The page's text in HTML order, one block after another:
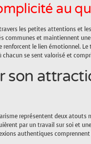
au
les petites attentions et
communes et maintiennent
renforcent le lien émotionnel.
chacun se sent valorisé et
son
représentent deux atouts
par un travail sur soi et
authentiques